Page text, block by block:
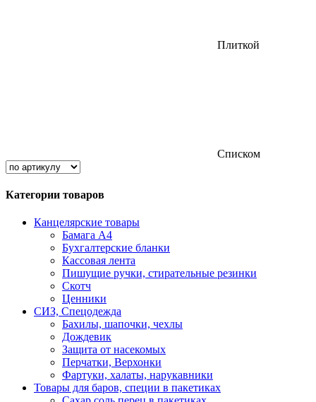
Плиткой
Списком
Категории товаров
Канцелярские товары
Бамага А4
Бухгалтерские бланки
Кассовая лента
Пишущие ручки, стирательные резинки
Скотч
Ценники
СИЗ, Спецодежда
Бахилы, шапочки, чехлы
Дождевик
Защита от насекомых
Перчатки, Верхонки
Фартуки, халаты, нарукавники
Товары для баров, специи в пакетиках